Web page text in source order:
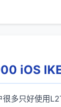
iOS
很多只好使用